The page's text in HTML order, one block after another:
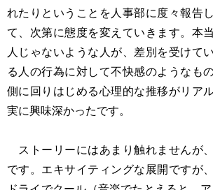
れたりということを人事部に度々報告
て、次第に態度を変えていきます。本
人じゃないような人が、差別を受けて
る人の行為に対して不快感のようなも
側に回りはじめる心理的な推移がリア
実に興味深かったです。
ストーリーにはあまり触れませんが
です。エキサイティングな展開ですが